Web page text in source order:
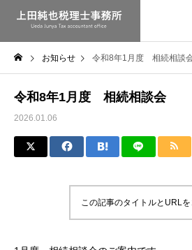
お知らせ 令和8年1月度 相続相談
令和8年1月度 相続相談会
2026.01.06
この記事のタイトルとURL